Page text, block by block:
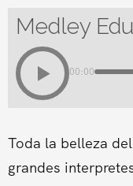
Medley
00:00
Toda la belleza
grandes